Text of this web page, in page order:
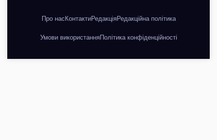
Про нас КонтактиРедакціяРедакційна політика
Умови використанняПолітика конфіденційності